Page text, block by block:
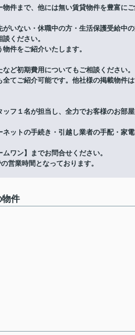
件まで、他には無い賃貸物件を豊富にご
いない・休職中の方・生活保護受給中
ください。
件をご紹介いたします。
ど初期費用についてもご相談ください。
てご紹介可能です。他社様の掲載物件
フ１名が担当し、全力でお客様のお部
ットの手続き・引越し業者の手配・家
ワン】までお問合せください。
営業時間となっております。
物件